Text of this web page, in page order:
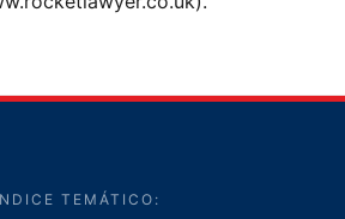
TEMÁTICO: